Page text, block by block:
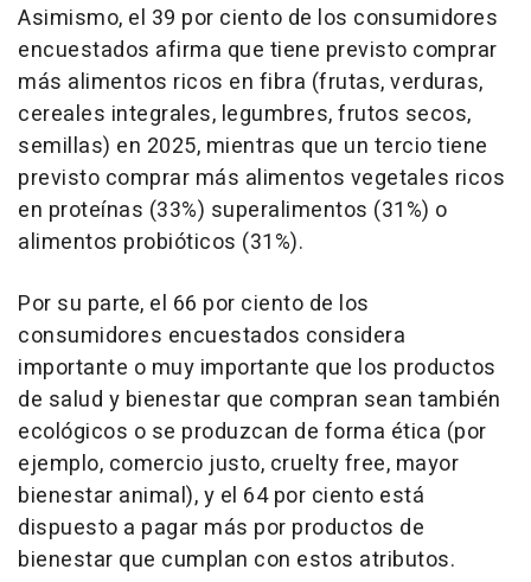
Asimismo, el 39 por ciento de los consumidores
encuestados afirma que tiene previsto comprar
más alimentos ricos en fibra (frutas, verduras,
cereales integrales, legumbres, frutos secos,
semillas) en 2025, mientras que un tercio tiene
previsto comprar más alimentos vegetales ricos
en proteínas (33%) superalimentos (31%) o
alimentos probióticos (31%).
Por su parte, el 66 por ciento de los
consumidores encuestados considera
importante o muy importante que los productos
de salud y bienestar que compran sean también
ecológicos o se produzcan de forma ética (por
ejemplo, comercio justo, cruelty free, mayor
bienestar animal), y el 64 por ciento está
dispuesto a pagar más por productos de
bienestar que cumplan con estos atributos.